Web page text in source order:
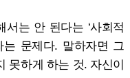
는 안 된다는 ‘사회적
는 문제다. 말하자면 그
못하게 하는 것. 자신이